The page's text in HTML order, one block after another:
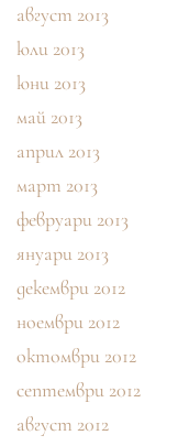
август 2013
юли 2013
юни 2013
май 2013
април 2013
март 2013
февруари 2013
януари 2013
декември 2012
ноември 2012
октомври 2012
септември 2012
август 2012